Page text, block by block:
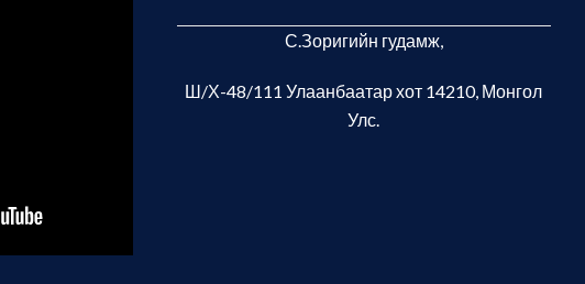
С.Зоригийн гудамж,
Ш/Х-48/111 Улаанбаатар хот 14210, Монгол
Улс.